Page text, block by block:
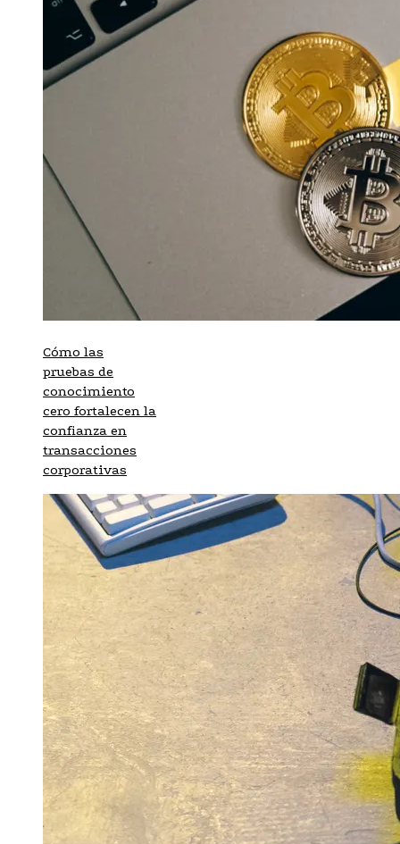
Cómo las
pruebas de
conocimiento
cero fortalecen la
confianza en
transacciones
corporativas